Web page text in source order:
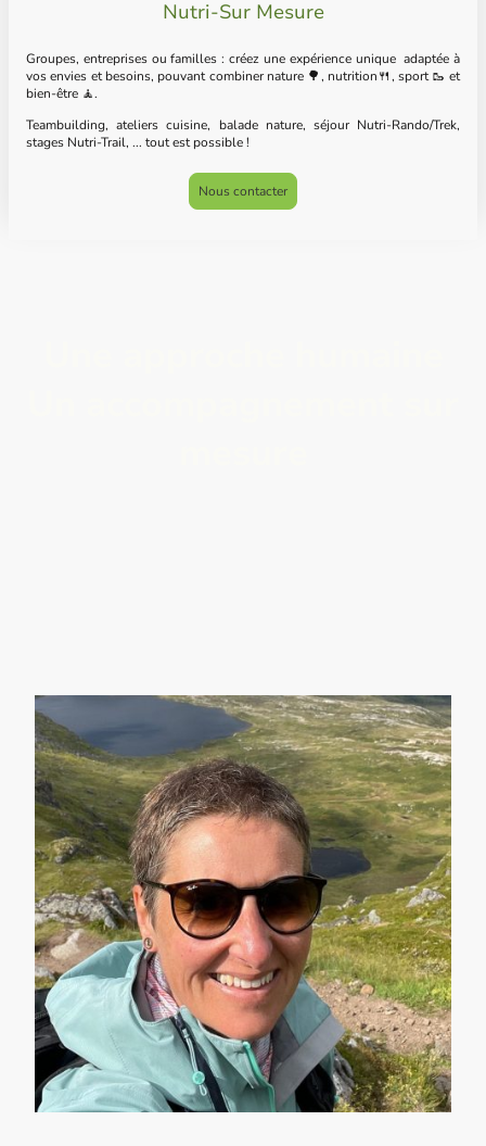
Nutri-Sur Mesure
Groupes, entreprises ou familles : créez une expérience unique adaptée à
vos envies et besoins, pouvant combiner nature 🌳, nutrition🍴, sport 🥾 et
bien-être 🧘.
Teambuilding, ateliers cuisine, balade nature, séjour Nutri-Rando/Trek,
stages Nutri-Trail, ... tout est possible !
Nous contacter